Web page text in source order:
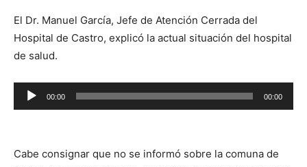
El Dr. Manuel García, Jefe de Atención Cerrada del
Hospital de Castro, explicó la actual situación del hospital
de salud.
Reproductor
de
00:00 00:00
Cabe consignar que no se informó sobre la comuna de